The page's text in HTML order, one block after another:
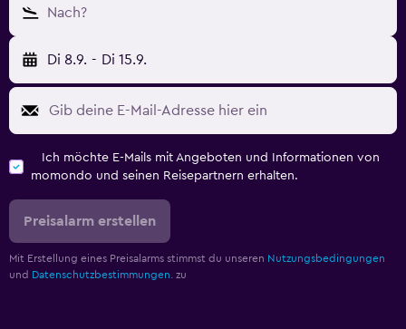
Nach?
Di 8.9. - Di 15.9.
Ich möchte E-Mails mit Angeboten und Informationen von
momondo und seinen Reisepartnern erhalten.
Preisalarm erstellen
Mit Erstellung eines Preisalarms stimmst du unseren Nutzungsbedingungen
und Datenschutzbestimmungen. zu